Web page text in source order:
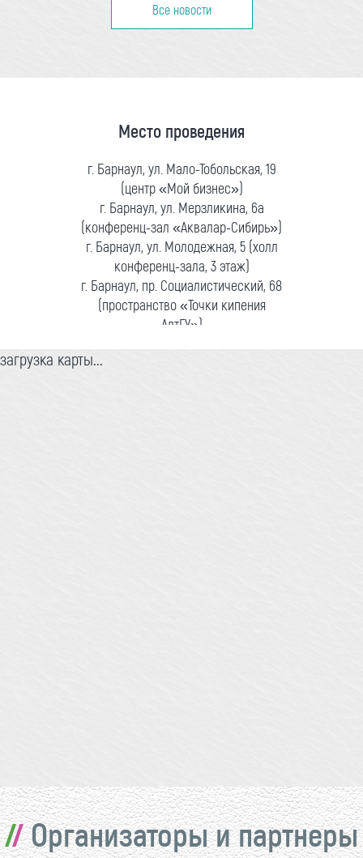
Все новости
Место проведения
г. Барнаул, ул. Мало-Тобольская, 19
(центр «Мой бизнес»)
г. Барнаул, ул. Мерзликина, 6а
(конференц-зал «Аквалар-Сибирь»)
г. Барнаул, ул. Молодежная, 5 (холл
конференц-зала, 3 этаж)
г. Барнаул, пр. Социалистический, 68
(пространство «Точки кипения
АлтГУ»)
загрузка карты...
Организаторы и партнеры